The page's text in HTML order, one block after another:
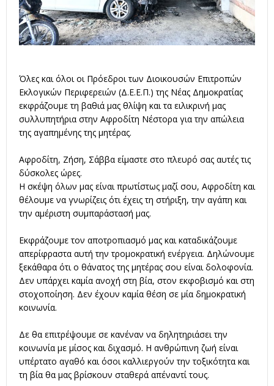
Όλες και όλοι οι Πρόεδροι των Διοικουσών Επιτροπών
Εκλογικών Περιφερειών (Δ.Ε.Ε.Π.) της Νέας Δημοκρατίας
εκφράζουμε τη βαθιά μας θλίψη και τα ειλικρινή μας
συλλυπητήρια στην Αφροδίτη Νέστορα για την απώλεια
της αγαπημένης της μητέρας.
Αφροδίτη, Ζήση, Σάββα είμαστε στο πλευρό σας αυτές τις
δύσκολες ώρες.
Η σκέψη όλων μας είναι πρωτίστως μαζί σου, Αφροδίτη και
θέλουμε να γνωρίζεις ότι έχεις τη στήριξη, την αγάπη και
την αμέριστη συμπαράστασή μας.
Εκφράζουμε τον αποτροπιασμό μας και καταδικάζουμε
απερίφραστα αυτή την τρομοκρατική ενέργεια. Δηλώνουμε
ξεκάθαρα ότι ο θάνατος της μητέρας σου είναι δολοφονία.
Δεν υπάρχει καμία ανοχή στη βία, στον εκφοβισμό και στη
στοχοποίηση. Δεν έχουν καμία θέση σε μία δημοκρατική
κοινωνία.
Δε θα επιτρέψουμε σε κανέναν να δηλητηριάσει την
κοινωνία με μίσος και διχασμό. Η ανθρώπινη ζωή είναι
υπέρτατο αγαθό και όσοι καλλιεργούν την τοξικότητα και
τη βία θα μας βρίσκουν σταθερά απέναντί τους.